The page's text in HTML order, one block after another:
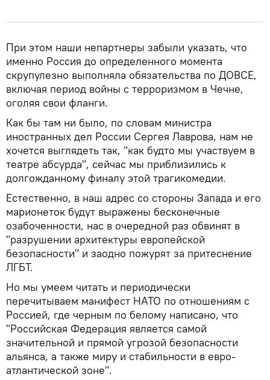
При этом наши непартнеры забыли указать, что
именно Россия до определенного момента
скрупулезно выполняла обязательства по ДОВСЕ,
включая период войны с терроризмом в Чечне,
оголяя свои фланги.
Как бы там ни было, по словам министра
иностранных дел России Сергея Лаврова, нам не
хочется выглядеть так, "как будто мы участвуем в
театре абсурда", сейчас мы приблизились к
долгожданному финалу этой трагикомедии.
Естественно, в наш адрес со стороны Запада и его
марионеток будут выражены бесконечные
озабоченности, нас в очередной раз обвинят в
"разрушении архитектуры европейской
безопасности" и заодно пожурят за притеснение
ЛГБТ.
Но мы умеем читать и периодически
перечитываем манифест НАТО по отношениям с
Россией, где черным по белому написано, что
"Российская Федерация является самой
значительной и прямой угрозой безопасности
альянса, а также миру и стабильности в евро-
атлантической зоне".